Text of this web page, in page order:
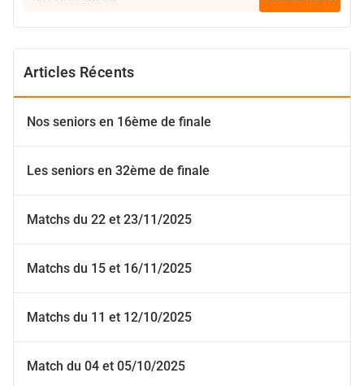
Articles Récents
Nos seniors en 16ème de finale
Les seniors en 32ème de finale
Matchs du 22 et 23/11/2025
Matchs du 15 et 16/11/2025
Matchs du 11 et 12/10/2025
Match du 04 et 05/10/2025